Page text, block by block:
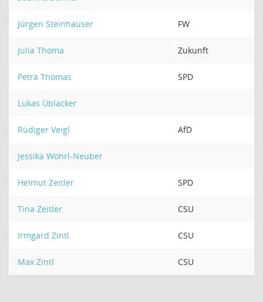
Jürgen Steinhauser FW
Julia Thoma Zukunft
Petra Thomas SPD
Lukas Üblacker
Rüdiger Veigl AfD
Jessika Wöhrl-Neuber
Helmut Zeitler SPD
Tina Zeitler CSU
Irmgard Zintl CSU
Max Zintl CSU